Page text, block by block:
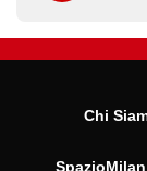
Chi
SpazioMilan